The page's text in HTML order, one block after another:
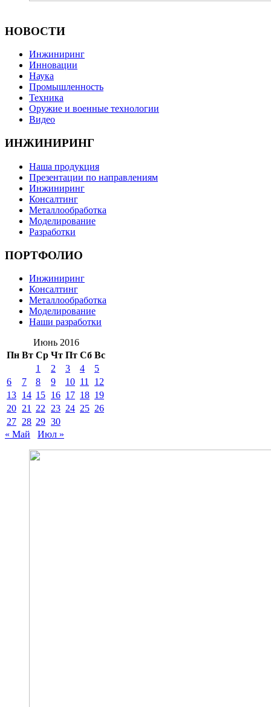
НОВОСТИ
Инжиниринг
Инновации
Наука
Промышленность
Техника
Оружие и военные технологии
Видео
ИНЖИНИРИНГ
Наша продукция
Презентации по направлениям
Инжиниринг
Консалтинг
Металлообработка
Моделирование
Разработки
ПОРТФОЛИО
Инжиниринг
Консалтинг
Металлообработка
Моделирование
Наши разработки
Июнь 2016
Пн Вт Ср Чт Пт Сб Вс
1
2 3 4
5
6
7 8 9 10 11
12
13 14 15 16 17 18 19
20 21 22 23 24 25 26
27 28 29 30
« Май
Июл »